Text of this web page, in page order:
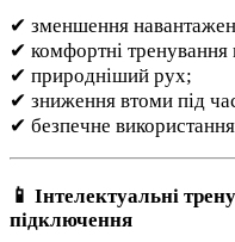
✔ зменшення
✔ комфортні тренування
✔ природніший рух;
✔ зниження втоми під
✔ безпечне
📱 Інтелектуальні
підключення